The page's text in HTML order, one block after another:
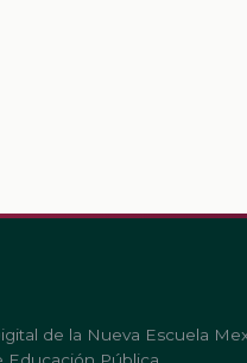
de la Nueva Escuela